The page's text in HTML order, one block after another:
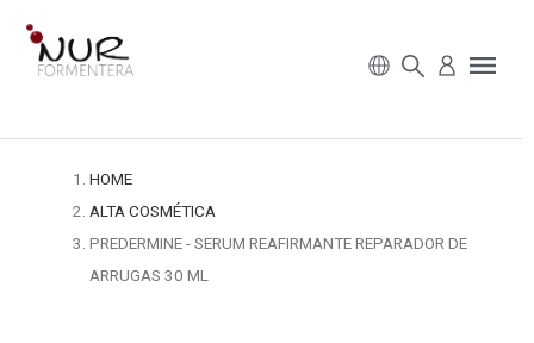
HOME
ALTA COSMÉTICA
PREDERMINE - SERUM REAFIRMANTE REPARADOR DE
ARRUGAS 30 ML